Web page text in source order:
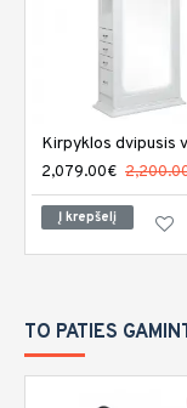
2,079.00€
Į krepšelį
TO PATIES